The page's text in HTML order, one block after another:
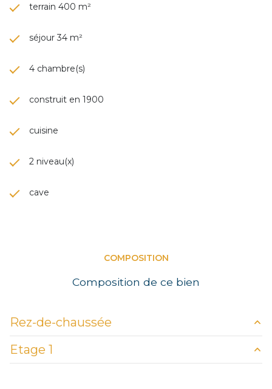
terrain 400 m²
séjour 34 m²
4 chambre(s)
construit en 1900
cuisine
2 niveau(x)
cave
COMPOSITION
Composition de ce bien
Rez-de-chaussée
entrée
Etage 1